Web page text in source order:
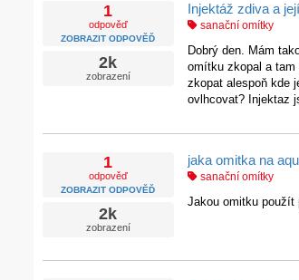
1
odpověď
ZOBRAZIT ODPOVĚĎ
2k
zobrazení
Injektáž zdiva a
sanační omítky
Dobrý den. Mám
omítku zkopal a tam
zkopat alespoň kde
ovlhcovat? Injektaz
1
odpověď
ZOBRAZIT ODPOVĚĎ
2k
zobrazení
jaka omitka na
sanační omítky
Jakou omitku použít